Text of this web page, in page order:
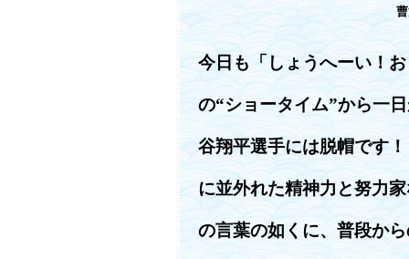
今日も「しょうへーい！
の“ショータイム”から一
谷翔平選手には脱帽です
に並外れた精神力と努力
の言葉の如くに、普段か